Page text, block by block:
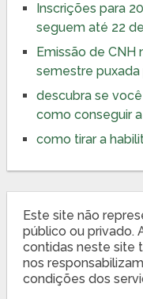
Inscrições para
seguem até 22
Emissão de CNH
semestre puxada
descubra se
como conseguir
como tirar a
Este site não
público ou privado.
contidas neste site
nos
condições dos